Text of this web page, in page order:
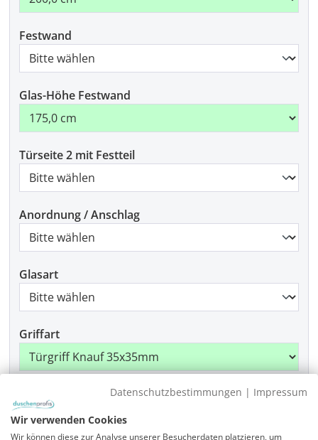
Festwand
Glas-Höhe Festwand
Türseite 2 mit Festteil
Anordnung / Anschlag
Glasart
Griffart
Datenschutzbestimmungen | Impressum
Wir verwenden Cookies
Wir können diese zur Analyse unserer Besucherdaten platzieren, um